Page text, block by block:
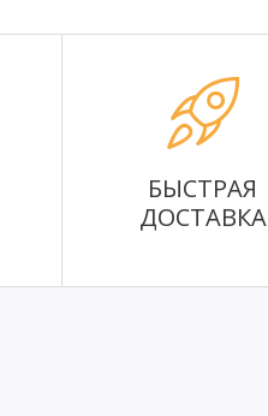
БЫСТРАЯ
ДОСТАВКА